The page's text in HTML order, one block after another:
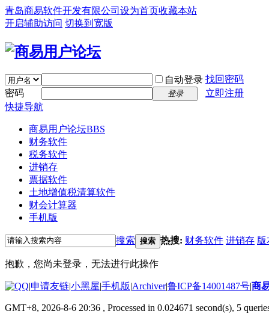
青岛商易软件开发有限公司 设为首页收藏本站
开启辅助访问 切换到宽版
自动登录 找回密码
密码
登录
立即注册
快捷导航
商易用户论坛BBS
财务软件
税务软件
进销存
票据软件
土地增值税清算软件
财会计算器
手机版
搜索 搜索 热搜: 财务软件 进销存 版
抱歉，您尚未登录，无法进行此操作
|申请友链|小黑屋|手机版|Archiver|鲁ICP备14001487号|商
GMT+8, 2026-8-6 20:36 , Processed in 0.024671 second(s), 5